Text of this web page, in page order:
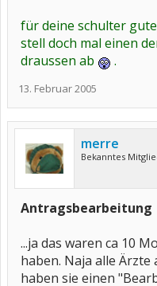
für deine schulter
stell doch mal einen
draussen ab
.
13. Februar 2005
merre
Bekanntes
Antragsbearbeitung
...ja das waren ca 10
haben. Naja alle Ärzte
haben sie einen